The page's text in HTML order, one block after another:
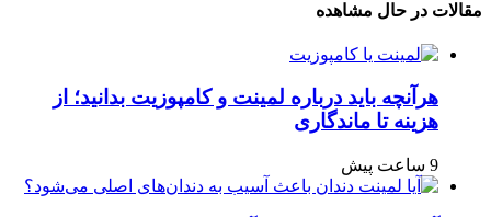
مقالات در حال مشاهده
هرآنچه باید درباره لمینت و کامپوزیت بدانید؛ از
هزینه تا ماندگاری
9 ساعت پیش